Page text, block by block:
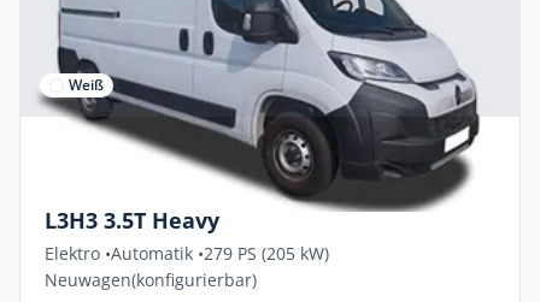
Weiß
Gewerbe & Privat
Citroën ë-Jumper FIRST Elektro 205kW
L3H3 3.5T Heavy
Elektro •Automatik •279 PS (205 kW)
Neuwagen(konfigurierbar)